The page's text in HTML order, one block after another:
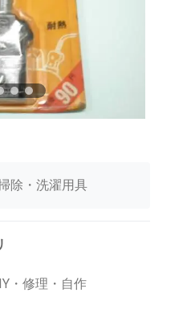
除・洗濯用具
・修理・自作